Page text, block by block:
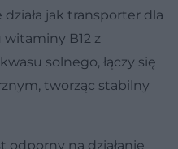
działa jak transporter dla
B12 z
solnego, łączy się
tworząc stabilny
odporny na działanie